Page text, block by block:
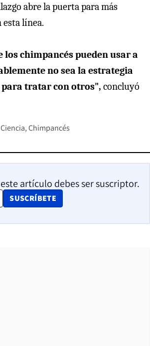
abre la puerta para más
línea.
los chimpancés pueden usar a
no sea la estrategia
tratar con otros", concluyó
Ciencia Chimpancés
artículo debes ser suscriptor.
SUSCRÍBETE
OPENS IN NEW WINDOW